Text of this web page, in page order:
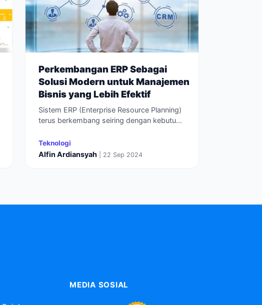
Perkembangan ERP Sebagai
Solusi Modern untuk Manajemen
Bisnis yang Lebih Efektif
Sistem ERP (Enterprise Resource Planning)
terus berkembang seiring dengan kebutu...
Teknologi
Alfin Ardiansyah | 22 Sep 2024
MEDIA SOSIAL